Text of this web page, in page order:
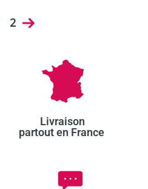
2
Livraison
partout en France ​